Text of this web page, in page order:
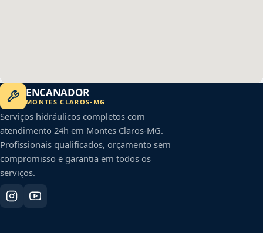
ENCANADOR
MONTES CLAROS- MG
Serviços hidráulicos completos com
atendimento 24h em Montes Claros-MG.
Profissionais qualificados, orçamento sem
compromisso e garantia em todos os
serviços.